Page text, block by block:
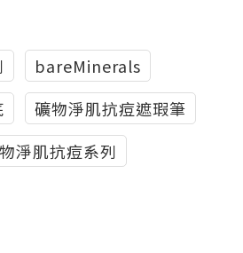
bareMinerals
礦物淨肌抗痘遮瑕筆
淨肌抗痘系列